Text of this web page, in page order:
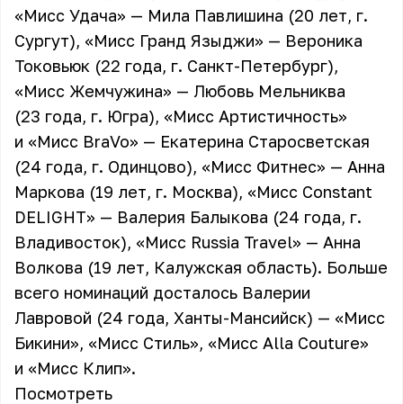
«Мисс Удача» — Мила Павлишина (20 лет, г.
Сургут), «Мисс Гранд Языджи» — Вероника
Токовьюк (22 года, г. Санкт-Петербург),
«Мисс Жемчужина» — Любовь Мельниква
(23 года, г. Югра), «Мисс Артистичность»
и «Мисс BraVo» — Екатерина Старосветская
(24 года, г. Одинцово), «Мисс Фитнес» — Анна
Маркова (19 лет, г. Москва), «Мисс Constant
DELIGHT» — Валерия Балыкова (24 года, г.
Владивосток), «Мисс Russia Travel» — Анна
Волкова (19 лет, Калужская область). Больше
всего номинаций досталось Валерии
Лавровой (24 года, Ханты-Мансийск) — «Мисс
Бикини», «Мисс Стиль», «Мисс Alla Couture»
и «Мисс Клип».
Посмотреть